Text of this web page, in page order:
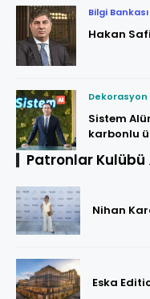
Bilgi Bankası
Hakan
Dekorasyon
Sistem
karbonlu
Patronlar Kulübü
Nihan
Eska